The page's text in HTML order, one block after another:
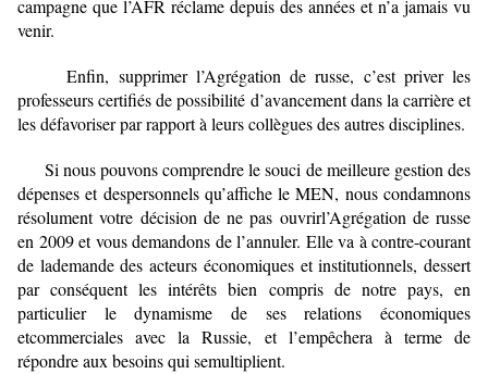
campagne que l’AFR réclame depuis des années et n’a jamais vu
venir.
Enfin, supprimer l’Agrégation de russe, c’est priver les
professeurs certifiés de possibilité d’avancement dans la carrière et
les défavoriser par rapport à leurs collègues desautres disciplines.
Si nous pouvons comprendre le souci de meilleure gestion des
dépenses et despersonnels qu’affiche le MEN, nous condamnons
résolument votre décision de ne pas ouvrirl’Agrégation de russe
en 2009 et vous demandons de l’annuler. Elle va à contre-courant
de lademande des acteurs économiques et institutionnels, dessert
par conséquent les intérêts bien compris de notre pays, en
particulier le dynamisme de ses relations économiques
etcommerciales avec la Russie, et l’empêchera à terme de
répondre aux besoins qui semultiplient.